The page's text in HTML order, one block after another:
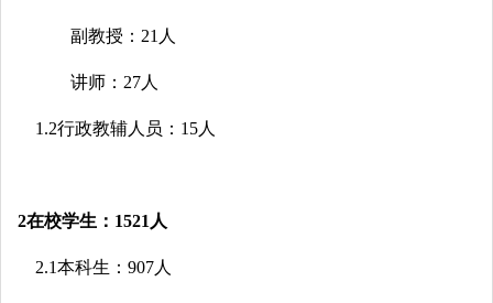
副教授：21人
讲师：27人
1.2行政教辅人员：15人
2在校学生：1521人
2.1本科生：907人